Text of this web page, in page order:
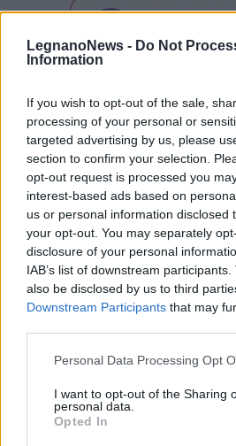
LegnanoNews - Do Not
Information
If you wish to opt-out of the sale,
processing of your personal or
targeted advertising by us, please
section to confirm your selection.
opt-out request is processed you
interest-based ads based on
us or personal information disclosed
your opt-out. You may separately
disclosure of your personal
IAB’s list of downstream
also be disclosed by us to third
Downstream Participants that may
Personal Data Processing Opt
I want to opt-out of the Sharing
personal data.
Opted In
Via Confalonieri, 5
Castronno
Tutti
di
PIÙ INFORMAZIONI SU
cena della vittoria
contrada
alessandro mengoli
antonio siri
michela sala
legnano
LEGGI GLI ALTRI